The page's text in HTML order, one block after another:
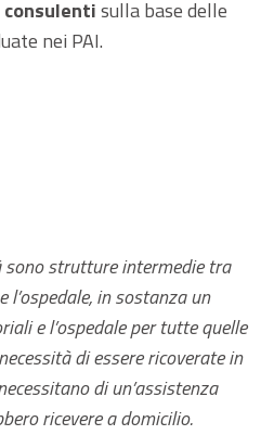
sulla base delle
nei PAI.
sono strutture intermedie tra
l’ospedale, in sostanza un
e l’ospedale per tutte quelle
di essere ricoverate in
di un’assistenza
ricevere a domicilio.